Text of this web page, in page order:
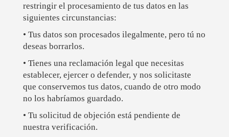
restringir el procesamiento de tus datos en las
siguientes circunstancias:
• Tus datos son procesados ilegalmente, pero tú no
deseas borrarlos.
• Tienes una reclamación legal que necesitas
establecer, ejercer o defender, y nos solicitaste
que conservemos tus datos, cuando de otro modo
no los habríamos guardado.
• Tu solicitud de objeción está pendiente de
nuestra verificación.